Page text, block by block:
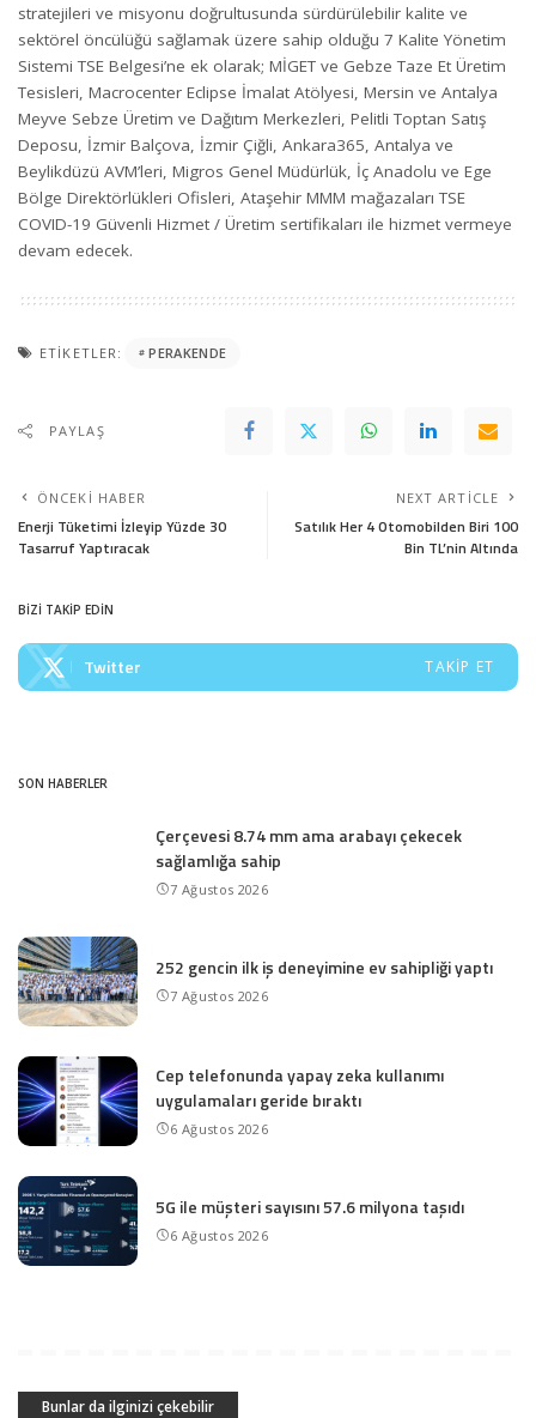
stratejileri ve misyonu doğrultusunda sürdürülebilir kalite ve
sektörel öncülüğü sağlamak üzere sahip olduğu 7 Kalite Yönetim
Sistemi TSE Belgesi’ne ek olarak; MİGET ve Gebze Taze Et Üretim
Tesisleri, Macrocenter Eclipse İmalat Atölyesi, Mersin ve Antalya
Meyve Sebze Üretim ve Dağıtım Merkezleri, Pelitli Toptan Satış
Deposu, İzmir Balçova, İzmir Çiğli, Ankara365, Antalya ve
Beylikdüzü AVM’leri, Migros Genel Müdürlük, İç Anadolu ve Ege
Bölge Direktörlükleri Ofisleri, Ataşehir MMM mağazaları TSE
COVID-19 Güvenli Hizmet / Üretim sertifikaları ile hizmet vermeye
devam edecek.
ETIKETLER: PERAKENDE
PAYLAŞ
ÖNCEKI HABER
Enerji Tüketimi İzleyip Yüzde 30
Tasarruf Yaptıracak
NEXT ARTICLE
Satılık Her 4 Otomobilden Biri 100
Bin TL’nin Altında
BİZİ TAKİP EDİN
Twitter TAKIP ET
SON HABERLER
Çerçevesi 8.74 mm ama arabayı çekecek
sağlamlığa sahip
7 Ağustos 2026
252 gencin ilk iş deneyimine ev sahipliği yaptı
7 Ağustos 2026
Cep telefonunda yapay zeka kullanımı
uygulamaları geride bıraktı
6 Ağustos 2026
5G ile müşteri sayısını 57.6 milyona taşıdı
6 Ağustos 2026
Bunlar da ilginizi çekebilir